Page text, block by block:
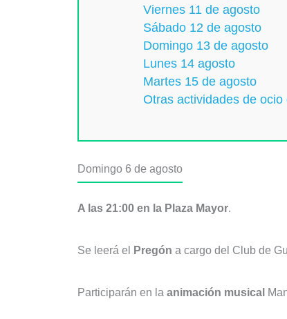
Viernes 11 de agosto
Sábado 12 de agosto
Domingo 13 de agosto
Lunes 14 agosto
Martes 15 de agosto
Otras actividades de
Domingo 6 de agosto
A las 21:00 en la Plaza Mayor.
Se leerá el Pregón a cargo del Club de
Participarán en la animación musical